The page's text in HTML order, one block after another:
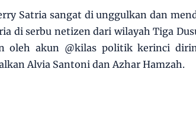
Satria sangat di unggulkan dan
di serbu netizen dari wilayah Tiga
oleh akun @kilas politik kerinci
Alvia Santoni dan Azhar Hamzah.